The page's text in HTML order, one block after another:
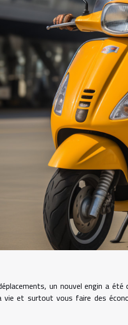
un nouvel engin a
et surtout vous faire des